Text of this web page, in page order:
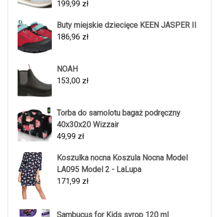
199,99 zł
Buty miejskie dziecięce KEEN JASPER II
186,96 zł
NOAH
153,00 zł
Torba do samolotu bagaż podręczny
40x30x20 Wizzair
49,99 zł
Koszulka nocna Koszula Nocna Model
LA095 Model 2 - LaLupa
171,99 zł
Sambucus for Kids syrop 120 ml